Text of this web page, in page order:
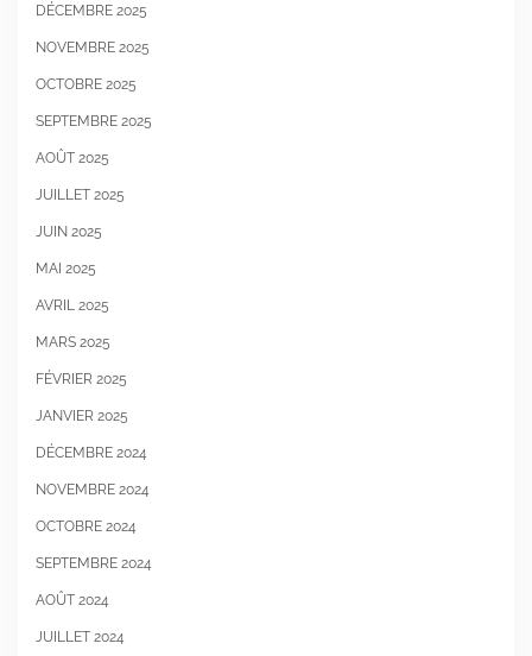
DÉCEMBRE 2025
NOVEMBRE 2025
OCTOBRE 2025
SEPTEMBRE 2025
AOÛT 2025
JUILLET 2025
JUIN 2025
MAI 2025
AVRIL 2025
MARS 2025
FÉVRIER 2025
JANVIER 2025
DÉCEMBRE 2024
NOVEMBRE 2024
OCTOBRE 2024
SEPTEMBRE 2024
AOÛT 2024
JUILLET 2024